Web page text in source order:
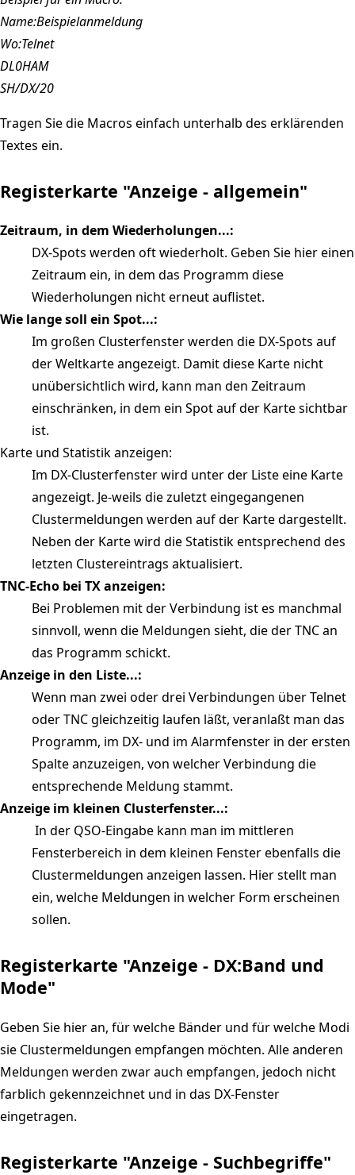
Name:Beispielanmeldung
Wo:Telnet
DL0HAM
SH/DX/20
Tragen Sie die Macros einfach unterhalb des erklärenden
Textes ein.
Registerkarte "Anzeige - allgemein"
Zeitraum, in dem Wiederholungen...:
DX-Spots werden oft wiederholt. Geben Sie hier einen
Zeitraum ein, in dem das Programm diese
Wiederholungen nicht erneut auflistet.
Wie lange soll ein Spot...:
Im großen Clusterfenster werden die DX-Spots auf
der Weltkarte angezeigt. Damit diese Karte nicht
unübersichtlich wird, kann man den Zeitraum
einschränken, in dem ein Spot auf der Karte sichtbar
ist.
Karte und Statistik anzeigen:
Im DX-Clusterfenster wird unter der Liste eine Karte
angezeigt. Je-weils die zuletzt eingegangenen
Clustermeldungen werden auf der Karte dargestellt.
Neben der Karte wird die Statistik entsprechend des
letzten Clustereintrags aktualisiert.
TNC-Echo bei TX anzeigen:
Bei Problemen mit der Verbindung ist es manchmal
sinnvoll, wenn die Meldungen sieht, die der TNC an
das Programm schickt.
Anzeige in den Liste...:
Wenn man zwei oder drei Verbindungen über Telnet
oder TNC gleichzeitig laufen läßt, veranlaßt man das
Programm, im DX- und im Alarmfenster in der ersten
Spalte anzuzeigen, von welcher Verbindung die
entsprechende Meldung stammt.
Anzeige im kleinen Clusterfenster...:
In der QSO-Eingabe kann man im mittleren
Fensterbereich in dem kleinen Fenster ebenfalls die
Clustermeldungen anzeigen lassen. Hier stellt man
ein, welche Meldungen in welcher Form erscheinen
sollen.
Registerkarte "Anzeige - DX:Band und
Mode"
Geben Sie hier an, für welche Bänder und für welche Modi
sie Clustermeldungen empfangen möchten. Alle anderen
Meldungen werden zwar auch empfangen, jedoch nicht
farblich gekennzeichnet und in das DX-Fenster
eingetragen.
Registerkarte "Anzeige - Suchbegriffe"